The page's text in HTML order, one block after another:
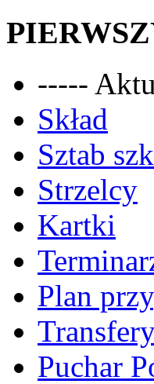
-----
Skład
Sztab
Strzelcy
Kartki
Plan
Puchar